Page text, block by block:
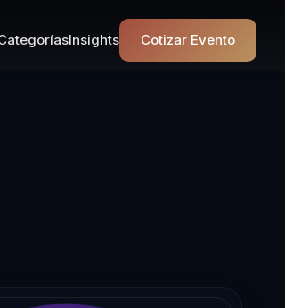
Insights Cotizar Evento
en